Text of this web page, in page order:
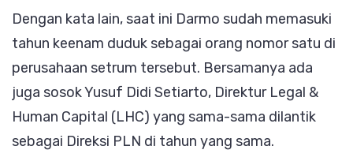
Dengan kata lain, saat ini Darmo sudah memasuki
tahun keenam duduk sebagai orang nomor satu di
perusahaan setrum tersebut. Bersamanya ada
juga sosok Yusuf Didi Setiarto, Direktur Legal &
Human Capital (LHC) yang sama-sama dilantik
sebagai Direksi PLN di tahun yang sama.